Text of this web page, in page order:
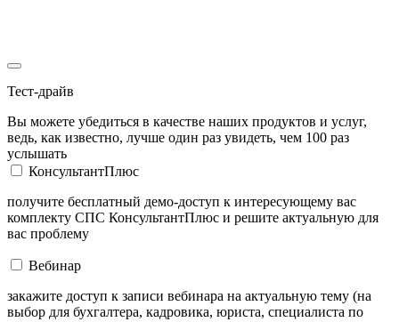
Тест-драйв
Вы можете убедиться в качестве наших продуктов и услуг,
ведь, как известно, лучше один раз увидеть, чем 100 раз
услышать
КонсультантПлюс
получите бесплатный демо-доступ к интересующему вас
комплекту СПС КонсультантПлюс и решите актуальную для
вас проблему
Вебинар
закажите доступ к записи вебинара на актуальную тему (на
выбор для бухгалтера, кадровика, юриста, специалиста по